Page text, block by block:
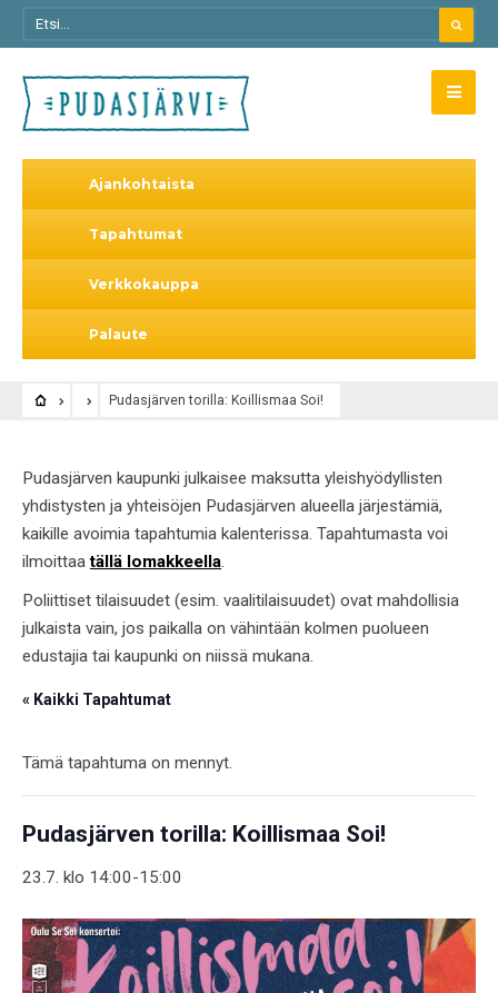
Ajankohtaista
Tapahtumat
Verkkokauppa
Palaute
Pudasjärven torilla: Koillismaa Soi!
Pudasjärven kaupunki julkaisee maksutta yleishyödyllisten
yhdistysten ja yhteisöjen Pudasjärven alueella järjestämiä,
kaikille avoimia tapahtumia kalenterissa. Tapahtumasta voi
ilmoittaatällä lomakkeella.
Poliittiset tilaisuudet (esim. vaalitilaisuudet) ovat mahdollisia
julkaista vain, jos paikalla on vähintään kolmen puolueen
edustajia tai kaupunki on niissä mukana.
« Kaikki Tapahtumat
Tämä tapahtuma on mennyt.
Pudasjärven torilla: Koillismaa Soi!
23.7. klo 14:00-15:00